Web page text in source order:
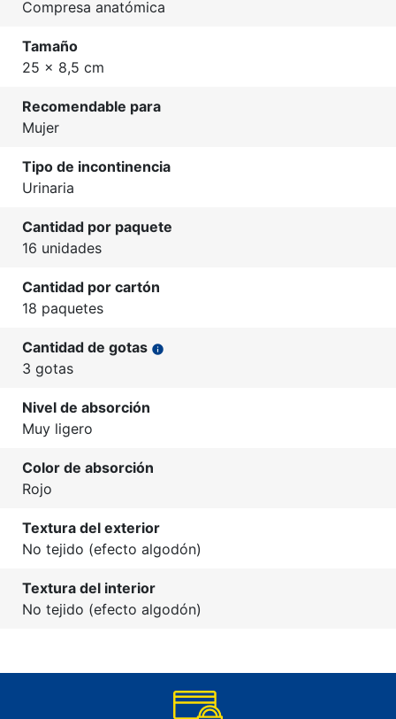
Compresa anatómica
Tamaño
25 x 8,5 cm
Recomendable para
Mujer
Tipo de incontinencia
Urinaria
Cantidad por paquete
16 unidades
Cantidad por cartón
18 paquetes
Cantidad de gotas info
3 gotas
Nivel de absorción
Muy ligero
Color de absorción
Rojo
Textura del exterior
No tejido (efecto algodón)
Textura del interior
No tejido (efecto algodón)